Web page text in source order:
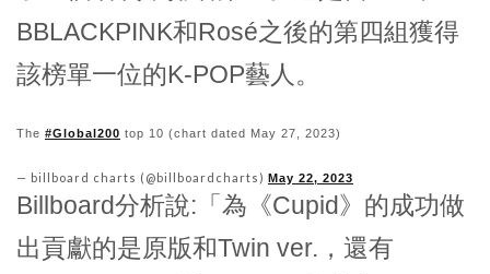
BBLACKPINK和Rosé之後的第四組獲得
該榜單一位的K-POP藝人。
The #Global200 top 10 (chart dated May 27, 2023)
— billboard charts (@billboardcharts) May 22, 2023
Billboard分析說:「為《Cupid》的成功做
出貢獻的是原版和Twin ver.，還有